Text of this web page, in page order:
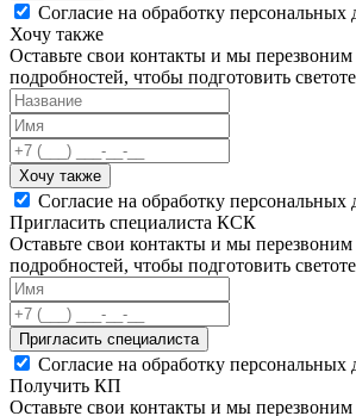
Согласие на обработку персональных
Хочу также
Оставьте свои контакты и мы
подробностей, чтобы подготовить
Хочу также
Согласие на обработку персональных
Пригласить специалиста КСК
Оставьте свои контакты и мы
подробностей, чтобы подготовить
Пригласить специалиста
Согласие на обработку персональных
Получить КП
Оставьте свои контакты и мы